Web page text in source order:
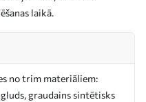
laikā.
no trim materiāliem:
graudains sintētisks